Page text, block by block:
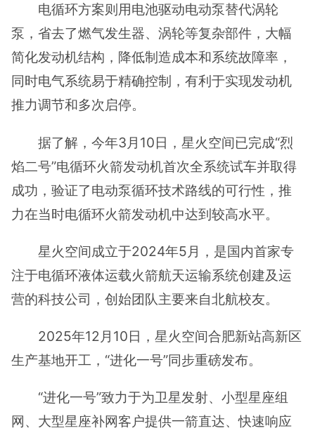
电循环方案则用电池驱动电动泵替代涡轮
泵，省去了燃气发生器、涡轮等复杂部件，大幅
简化发动机结构，降低制造成本和系统故障率，
同时电气系统易于精确控制，有利于实现发动机
推力调节和多次启停。
据了解，今年3月10日，星火空间已完成“烈
焰二号”电循环火箭发动机首次全系统试车并取得
成功，验证了电动泵循环技术路线的可行性，推
力在当时电循环火箭发动机中达到较高水平。
星火空间成立于2024年5月，是国内首家专
注于电循环液体运载火箭航天运输系统创建及运
营的科技公司，创始团队主要来自北航校友。
2025年12月10日，星火空间合肥新站高新区
生产基地开工，“进化一号”同步重磅发布。
“进化一号”致力于为卫星发射、小型星座组
网、大型星座补网客户提供一箭直达、快速响应